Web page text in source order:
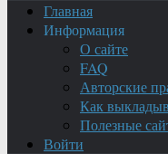
Главная
Информация
О сайте
FAQ
Авторские
Как
Полезные
Войти